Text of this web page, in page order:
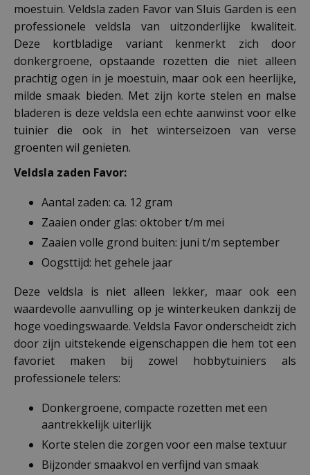
moestuin. Veldsla zaden Favor van Sluis Garden is een
professionele veldsla van uitzonderlijke kwaliteit.
Deze kortbladige variant kenmerkt zich door
donkergroene, opstaande rozetten die niet alleen
prachtig ogen in je moestuin, maar ook een heerlijke,
milde smaak bieden. Met zijn korte stelen en malse
bladeren is deze veldsla een echte aanwinst voor elke
tuinier die ook in het winterseizoen van verse
groenten wil genieten.
Veldsla zaden Favor:
Aantal zaden: ca. 12 gram
Zaaien onder glas: oktober t/m mei
Zaaien volle grond buiten: juni t/m september
Oogsttijd: het gehele jaar
Deze veldsla is niet alleen lekker, maar ook een
waardevolle aanvulling op je winterkeuken dankzij de
hoge voedingswaarde. Veldsla Favor onderscheidt zich
door zijn uitstekende eigenschappen die hem tot een
favoriet maken bij zowel hobbytuiniers als
professionele telers:
Donkergroene, compacte rozetten met een
aantrekkelijk uiterlijk
Korte stelen die zorgen voor een malse textuur
Bijzonder smaakvol en verfijnd van smaak